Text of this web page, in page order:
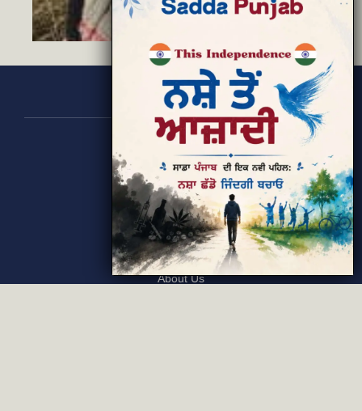
ਦੇਸ਼ ਵੰਡ ਬਾਰੇ ਰੱਤ ਭਿੱਜੀਆਂ ਪੰਜ ਕਵਿਤਾਵਾਂ ਦੇ ਬਹਾਨੇ
Categories
Rising Punjab
Farmer & Agriculture
Custom links
Contact
About Us